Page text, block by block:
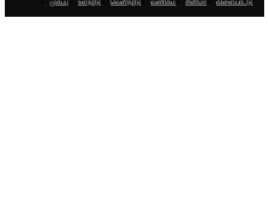
முகப்பு உள்நாடு வெளிநாடு வணிகம் சினிமா விளையாட்டு